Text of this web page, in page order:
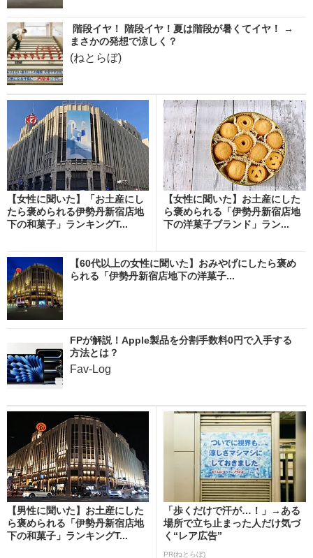
階段イヤ！ 階段イヤ！夏は階段が暑くてイヤ！ →
まさかの発想で涼しく？
(ねとらぼ)
【女性に聞いた】「お土産にし
たら褒められる伊勢丹新宿店地
下の和菓子」ランキングT...
【女性に聞いた】お土産にした
ら褒められる「伊勢丹新宿店地
下の洋菓子ブランド」ラン...
【60代以上の女性に聞いた】おみやげにしたら褒め
られる「伊勢丹新宿店地下の洋菓子...
FPが解説！Apple製品を分割手数料0円で入手する
方法とは？
Fav-Log
【男性に聞いた】お土産にした
ら褒められる「伊勢丹新宿店地
下の和菓子」ランキングT...
「歩くだけで汗が…！」→ある
場所で立ち止まった人だけ気づ
く“レア広告”
PR(ねとらぼ)